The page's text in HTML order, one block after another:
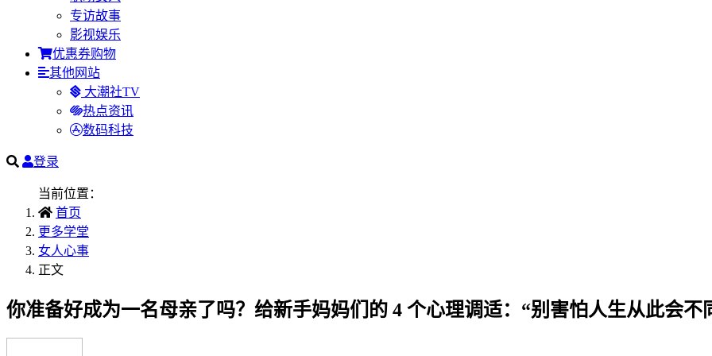
专访故事
影视娱乐
优惠券购物
其他网站
大潮社TV
热点资讯
数码科技
登录
当前位置：
首页
更多学堂
女人心事
正文
你准备好成为一名母亲了吗？给新手妈妈们的 4 个心理调适：“别害怕人生从此会不